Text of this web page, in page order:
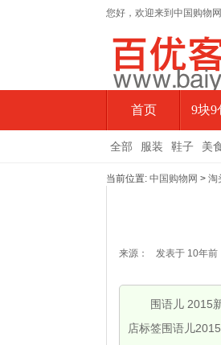
您好，欢迎来到中国购物
首页 9块9
全部 服装 鞋子 美
当前位置: 中国购物网 > 淘
来源： 发表于 10年前
围语儿 2015
店标签围语儿